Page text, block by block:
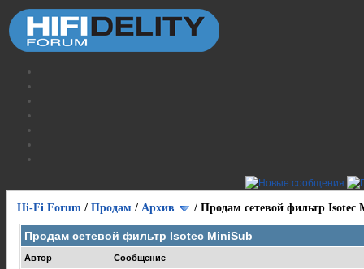
Hi-Fi Forum / Продам / Архив / Продам сетевой фильтр Isotec
Продам сетевой фильтр Isotec MiniSub
Автор Сообщение